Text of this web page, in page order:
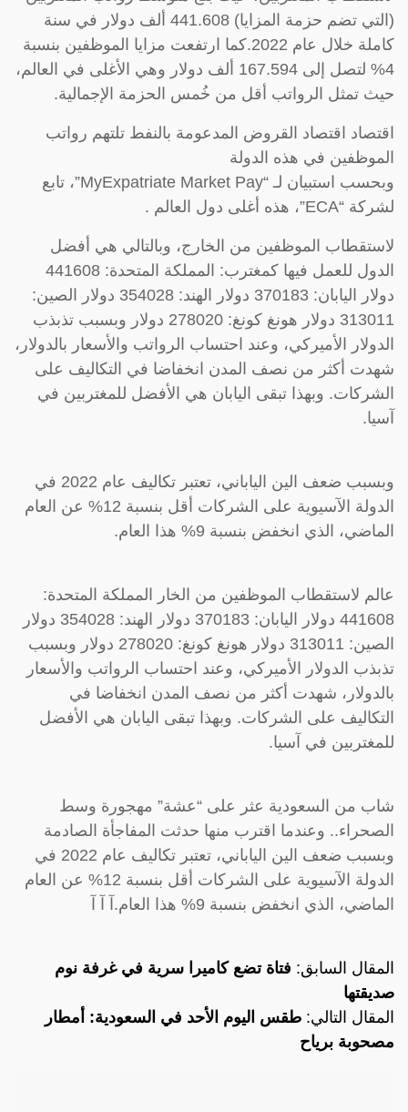
(التي تضم حزمة المزايا) 441.608 ألف دولار في سنة
كاملة خلال عام 2022.كما ارتفعت مزايا الموظفين بنسبة
4% لتصل إلى 167.594 ألف دولار وهي الأغلى في العالم،
حيث تمثل الرواتب أقل من خُمس الحزمة الإجمالية.
اقتصاد اقتصاد القروض المدعومة بالنفط تلتهم رواتب
الموظفين في هذه الدولة
وبحسب استبيان لـ “MyExpatriate Market Pay”، تابع
لشركة “ECA”، هذه أغلى دول العالم .
لاستقطاب الموظفين من الخارج، وبالتالي هي أفضل
الدول للعمل فيها كمغترب: المملكة المتحدة: 441608
دولار اليابان: 370183 دولار الهند: 354028 دولار الصين:
313011 دولار هونغ كونغ: 278020 دولار وبسبب تذبذب
الدولار الأميركي، وعند احتساب الرواتب والأسعار بالدولار،
شهدت أكثر من نصف المدن انخفاضا في التكاليف على
الشركات. وبهذا تبقى اليابان هي الأفضل للمغتربين في
آسيا.
وبسبب ضعف الين الياباني، تعتبر تكاليف عام 2022 في
الدولة الآسيوية على الشركات أقل بنسبة 12% عن العام
الماضي، الذي انخفض بنسبة 9% هذا العام.
عالم لاستقطاب الموظفين من الخار المملكة المتحدة:
441608 دولار اليابان: 370183 دولار الهند: 354028 دولار
الصين: 313011 دولار هونغ كونغ: 278020 دولار وبسبب
تذبذب الدولار الأميركي، وعند احتساب الرواتب والأسعار
بالدولار، شهدت أكثر من نصف المدن انخفاضا في
التكاليف على الشركات. وبهذا تبقى اليابان هي الأفضل
للمغتربين في آسيا.
شاب من السعودية عثر على “عشة” مهجورة وسط
الصحراء.. وعندما اقترب منها حدثت المفاجأة الصادمة
وبسبب ضعف الين الياباني، تعتبر تكاليف عام 2022 في
الدولة الآسيوية على الشركات أقل بنسبة 12% عن العام
الماضي، الذي انخفض بنسبة 9% هذا العام.آ آ آ
المقال السابق: فتاة تضع كاميرا سرية في غرفة نوم
صديقتها
المقال التالي: طقس اليوم الأحد في السعودية: أمطار
مصحوبة برياح